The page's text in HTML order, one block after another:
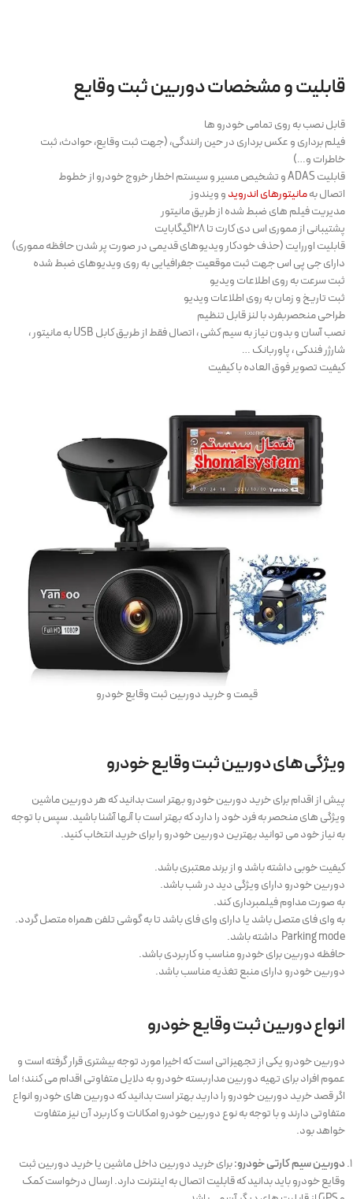
قابلیت و مشخصات دوربین ثبت وقایع
قابل نصب به روی تمامی خودرو ها
فیلم برداری و عکس برداری در حین رانندگی، (جهت ثبت وقایع، حوادث، ثبت
خاطرات و…)
قابلیت ADAS و تشخیص مسیر و سیستم اخطار خروج خودرو از خطوط
اتصال بهمانیتورهای اندرویدو ویندوز
مدیریت فیلم های ضبط شده از طریق مانیتور
پشتیبانی از مموری اس دی کارت تا ۱۲۸گیگابایت
قابلیت اوررایت (حذف خودکار ویدیوهای قدیمی در صورت پر شدن حافظه مموری)
دارای جی پی اس جهت ثبت موقعیت جغرافیایی به روی ویدیوهای ضبط شده
ثبت سرعت به روی اطلاعات ویدیو
ثبت تاریخ و زمان به روی اطلاعات ویدیو
طراحی منحصربفرد با لنز قابل تنظیم
نصب آسان و بدون نیاز به سیم کشی ، اتصال فقط از طریق کابل USB به مانیتور ،
شارژر فندکی ، پاوربانک …
کیفیت تصویر فوق العاده با کیفیت
قیمت و خرید دوربین ثبت وقایع خودرو
ویژگی های دوربین ثبت وقایع خودرو
پیش از اقدام برای خرید دوربین خودرو بهتر است بدانید که هر دوربین ماشین
ویژگی های منحصر به فرد خود را دارد که بهتر است با آنها آشنا باشید. سپس با توجه
به نیاز خود می توانید بهترین دوربین خودرو را برای خرید انتخاب کنید.
کیفیت خوبی داشته باشد و از برند معتبری باشد.
دوربین خودرو دارای ویژگی دید در شب باشد.
به صورت مداوم فیلمبرداری کند.
به وای فای متصل باشد یا دارای وای فای باشد تا به گوشی تلفن همراه متصل گردد.
Parking mode داشته باشد.
حافظه دوربین برای خودرو مناسب و کاربردی باشد.
دوربین خودرو دارای منبع تغذیه مناسب باشد.
انواع دوربین ثبت وقایع خودرو
دوربین خودرو یکی از تجهیزاتی است که اخیرا مورد توجه بیشتری قرار گرفته است و
عموم افراد برای تهیه دوربین مداربسته خودرو به دلایل متفاوتی اقدام می کنند؛ اما
اگر قصد خرید دوربین خودرو را دارید بهتر است بدانید که دوربین های خودرو انواع
متفاوتی دارند و با توجه به نوع دوربین خودرو امکانات و کاربرد آن نیز متفاوت
خواهد بود.
دوربین سیم کارتی خودرو:برایخرید دوربین داخل ماشین یا خرید دوربین ثبت
وقایع خودرو باید بدانید کهقابلیت اتصال به اینترنت دارد. ارسال درخواست کمک